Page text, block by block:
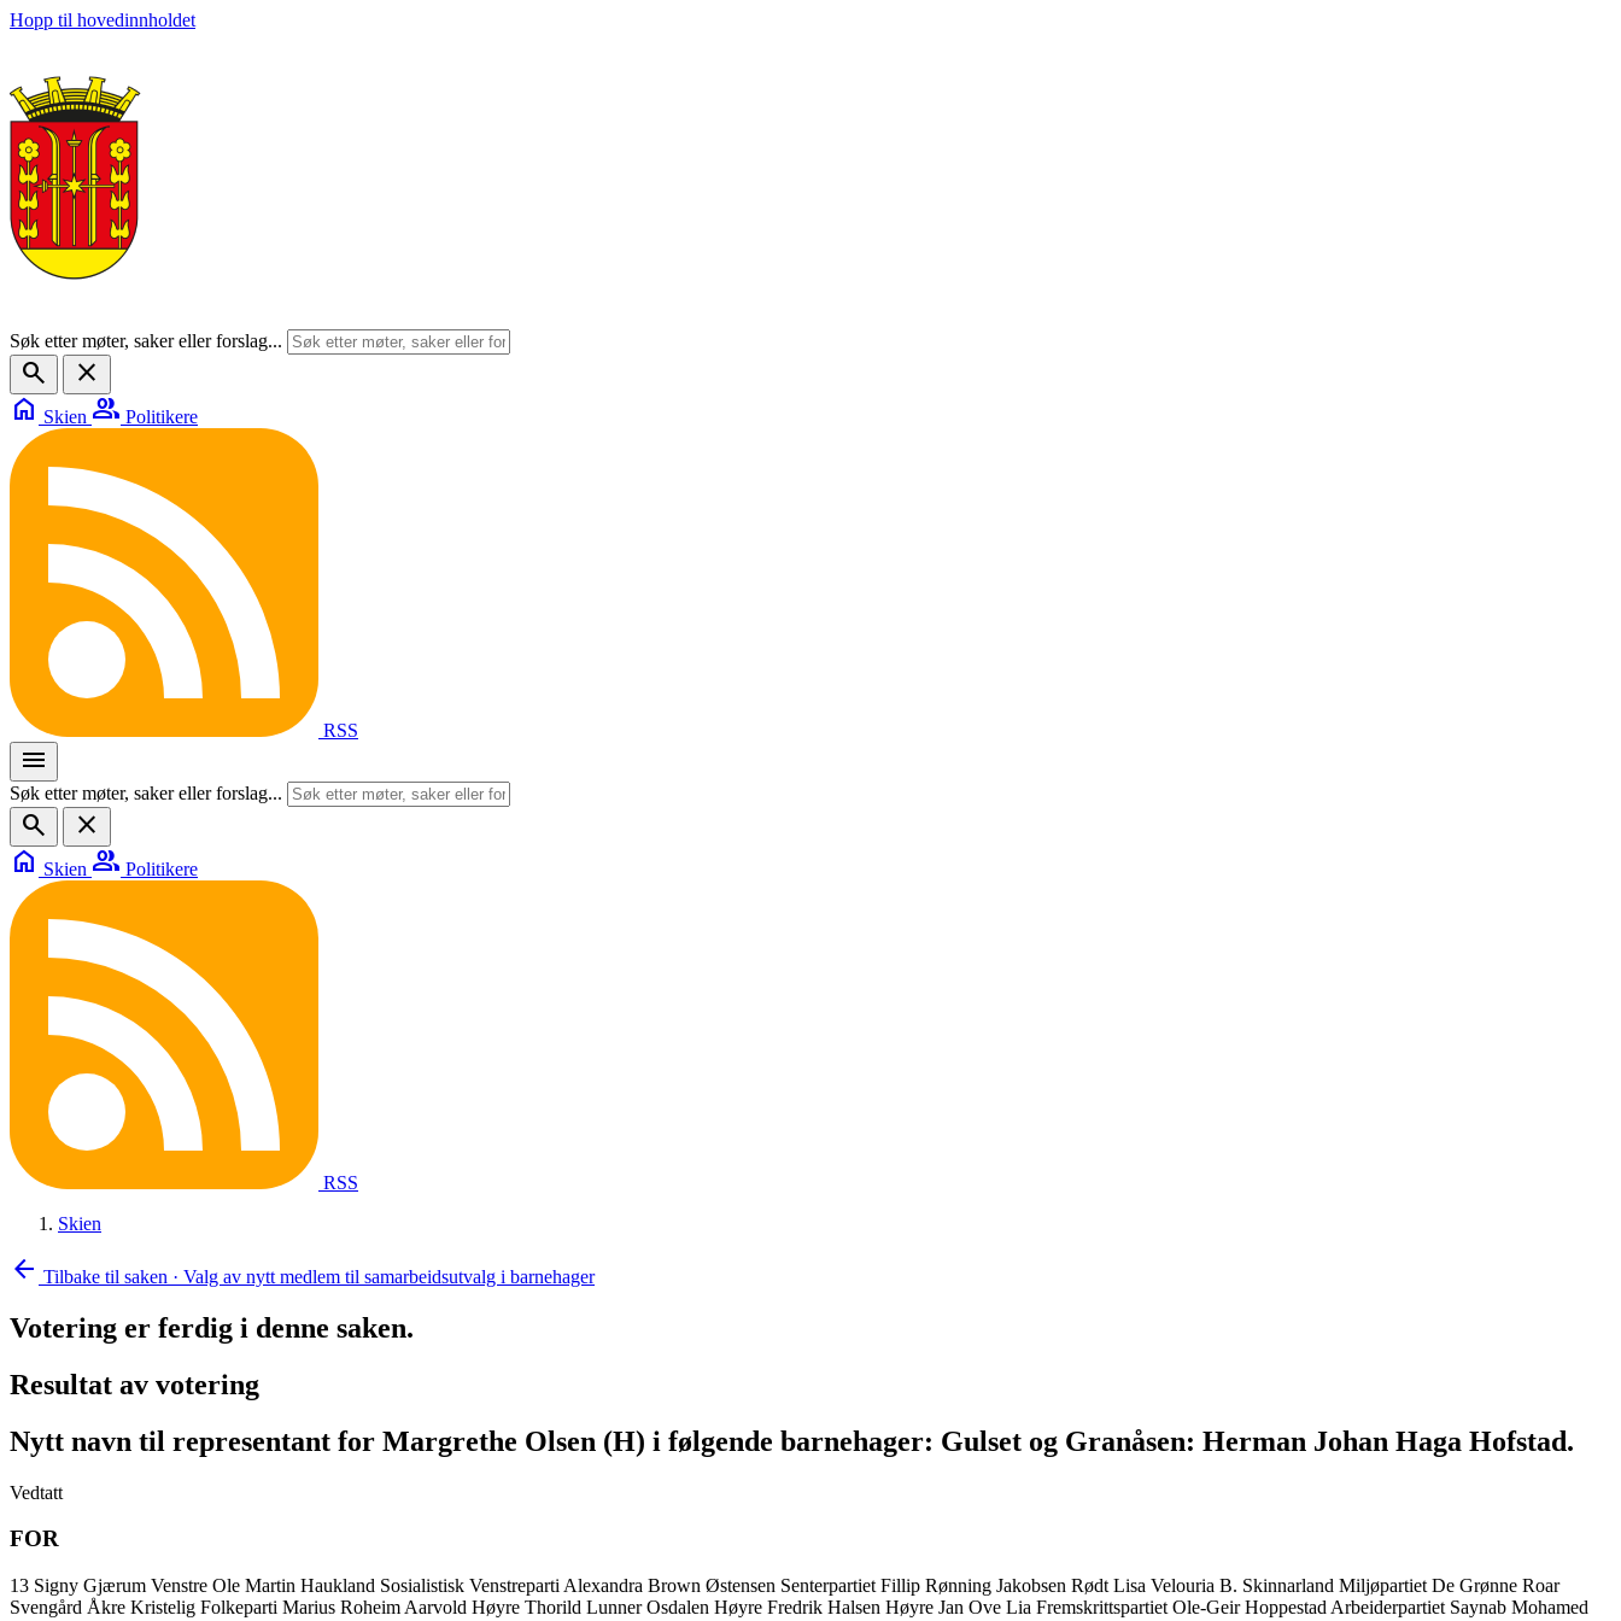
Hopp til hovedinnholdet
Søk etter møter, saker eller forslag...
search
close
home Skien group Politikere
RSS
menu
Søk etter møter, saker eller forslag...
search
close
home Skien group Politikere
RSS
Skien
arrow_back Tilbake til saken · Valg av nytt medlem til samarbeidsutvalg i barnehager
Votering er ferdig i denne saken.
Resultat av votering
Nytt navn til representant for Margrethe Olsen (H) i følgende barnehager: Gulset og Granåsen: Herman Johan Haga Hofstad.
Vedtatt
FOR
13 Signy Gjærum Venstre Ole Martin Haukland Sosialistisk Venstreparti Alexandra Brown Østensen Senterpartiet Fillip Rønning Jakobsen Rødt Lisa Velouria B. Skinnarland Miljøpartiet De Grønne Roar
Svengård Åkre Kristelig Folkeparti Marius Roheim Aarvold Høyre Thorild Lunner Osdalen Høyre Fredrik Halsen Høyre Jan Ove Lia Fremskrittspartiet Ole-Geir Hoppestad Arbeiderpartiet Saynab Mohamed